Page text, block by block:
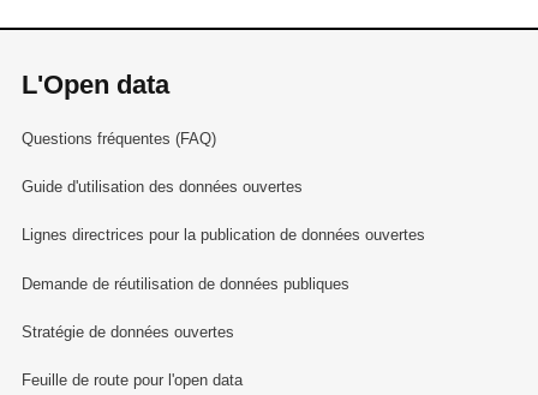
L'Open data
Questions fréquentes (FAQ)
Guide d'utilisation des données ouvertes
Lignes directrices pour la publication de données ouvertes
Demande de réutilisation de données publiques
Stratégie de données ouvertes
Feuille de route pour l'open data